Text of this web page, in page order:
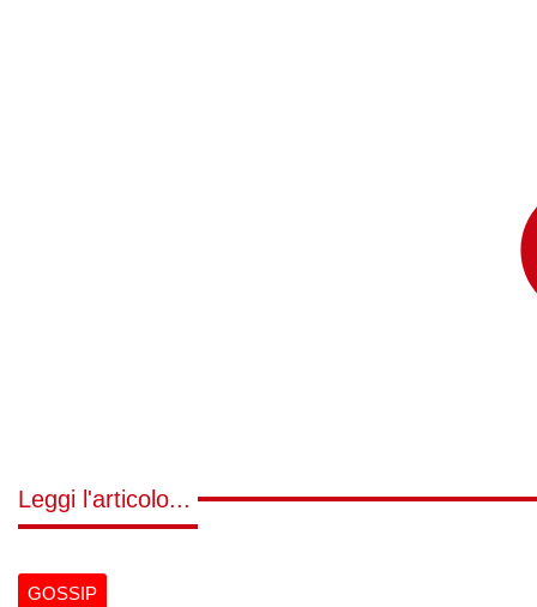
Leggi l'articolo...
GOSSIP